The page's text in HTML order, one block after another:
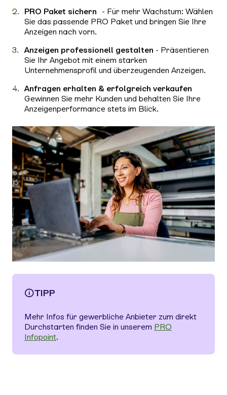
PRO Paket sichern - Für mehr Wachstum: Wählen
Sie das passende PRO Paket und bringen Sie Ihre
Anzeigen nach vorn.
Anzeigen professionell gestalten - Präsentieren
Sie Ihr Angebot mit einem starken
Unternehmensprofil und überzeugenden Anzeigen.
Anfragen erhalten & erfolgreich verkaufen
Gewinnen Sie mehr Kunden und behalten Sie Ihre
Anzeigenperformance stets im Blick.
TIPP
Mehr Infos für gewerbliche Anbieter zum direkt
Durchstarten finden Sie in unserem PRO
Infopoint.